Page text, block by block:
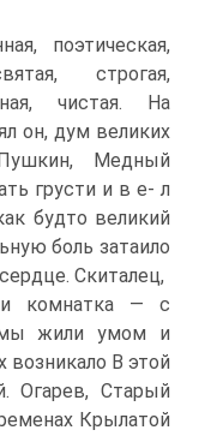
поэтическая,
строгая,
чистая. На
он, дум великих
Медный
грусти и в е- л
будто великий
боль затаило
Скиталец,
и комнатка — с
мы жили умом и
В этой
Огарев, Старый
Крылатой